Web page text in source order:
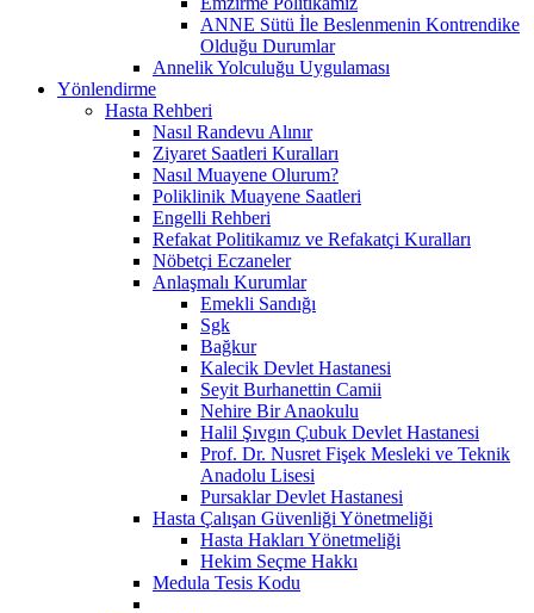
ANNE Sütü İle Beslenmenin Kontrendike
Olduğu Durumlar
Annelik Yolculuğu Uygulaması
Yönlendirme
Hasta Rehberi
Nasıl Randevu Alınır
Ziyaret Saatleri Kuralları
Nasıl Muayene Olurum?
Poliklinik Muayene Saatleri
Engelli Rehberi
Refakat Politikamız ve Refakatçi Kuralları
Nöbetçi Eczaneler
Anlaşmalı Kurumlar
Emekli Sandığı
Sgk
Bağkur
Kalecik Devlet Hastanesi
Seyit Burhanettin Camii
Nehire Bir Anaokulu
Halil Şıvgın Çubuk Devlet Hastanesi
Prof. Dr. Nusret Fişek Mesleki ve Teknik
Anadolu Lisesi
Pursaklar Devlet Hastanesi
Hasta Çalışan Güvenliği Yönetmeliği
Hasta Hakları Yönetmeliği
Hekim Seçme Hakkı
Medula Tesis Kodu